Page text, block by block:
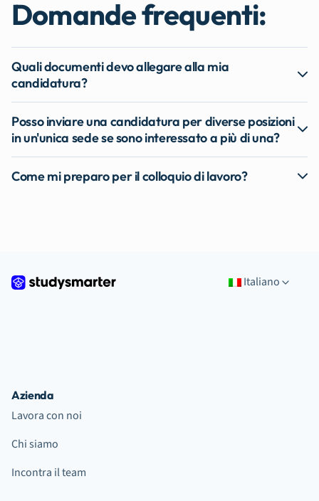
Domande frequenti:
Quali documenti devo allegare alla mia
candidatura?
Posso inviare una candidatura per diverse posizioni
in un'unica sede se sono interessato a più di una?
Come mi preparo per il colloquio di lavoro?
Italiano
Azienda
Lavora con noi
Chi siamo
Incontra il team